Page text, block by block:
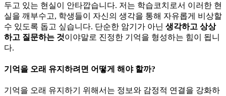
두고 있는 현실이 안타깝습니다. 저는 학습코치로서 이러한 현
실을 깨부수고, 학생들이 자신의 생각을 통해 자유롭게 비상할
수 있도록 돕고 싶습니다. 단순한 암기가 아닌 생각하고 상상
하고 질문하는 것이야말로 진정한 기억을 형성하는 힘이 됩니
다.
기억을 오래 유지하려면 어떻게 해야 할까?
기억을 오래 유지하기 위해서는 정보와 감정적 연결을 강화하